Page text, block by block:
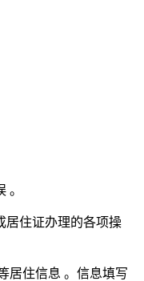
。
居住证办理的各项操
居住信息 。信息填写